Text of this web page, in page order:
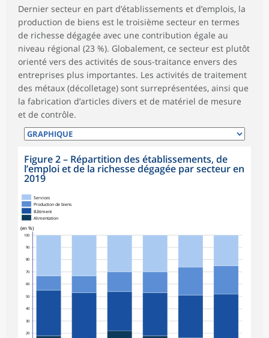
Dernier secteur en part d’établissements et d’emplois, la
production de biens est le troisième secteur en termes
de richesse dégagée avec une contribution égale au
niveau régional (23 %). Globalement, ce secteur est plutôt
orienté vers des activités de sous-traitance envers des
entreprises plus importantes. Les activités de traitement
des métaux (décolletage) sont surreprésentées, ainsi que
la fabrication d’articles divers et de matériel de mesure
et de contrôle.
Figure 2– Répartition des établissements, de
l’emploi et de la richesse dégagée par secteur en
2019
20
30
40
50
60
70
80
90
100
(en %)
Alimentation
Bâtiment
Production de biens
Services